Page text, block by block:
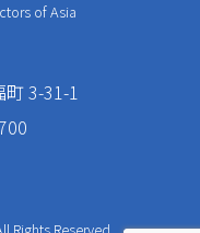
of Asia
3-31-1